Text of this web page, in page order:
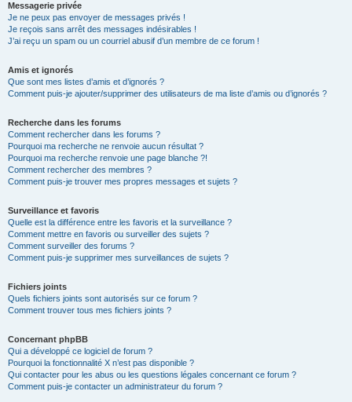
Messagerie privée
Je ne peux pas envoyer de messages privés !
Je reçois sans arrêt des messages indésirables !
J’ai reçu un spam ou un courriel abusif d’un membre de ce forum !
Amis et ignorés
Que sont mes listes d’amis et d’ignorés ?
Comment puis-je ajouter/supprimer des utilisateurs de ma liste d’amis ou d’ignorés ?
Recherche dans les forums
Comment rechercher dans les forums ?
Pourquoi ma recherche ne renvoie aucun résultat ?
Pourquoi ma recherche renvoie une page blanche ?!
Comment rechercher des membres ?
Comment puis-je trouver mes propres messages et sujets ?
Surveillance et favoris
Quelle est la différence entre les favoris et la surveillance ?
Comment mettre en favoris ou surveiller des sujets ?
Comment surveiller des forums ?
Comment puis-je supprimer mes surveillances de sujets ?
Fichiers joints
Quels fichiers joints sont autorisés sur ce forum ?
Comment trouver tous mes fichiers joints ?
Concernant phpBB
Qui a développé ce logiciel de forum ?
Pourquoi la fonctionnalité X n’est pas disponible ?
Qui contacter pour les abus ou les questions légales concernant ce forum ?
Comment puis-je contacter un administrateur du forum ?